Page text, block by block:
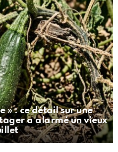
» : ce détail sur une
a alarmé un vieux